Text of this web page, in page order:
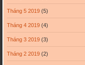
Tháng 5 2019(5)
Tháng 4 2019(4)
Tháng 3 2019(3)
Tháng 2 2019(2)